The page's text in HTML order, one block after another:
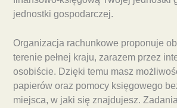
jednostki gospodarczej.
Organizacja rachunkowe proponuje
terenie pełnej kraju, zarazem przez
osobiście. Dzięki temu masz
papierów oraz pomocy księgowego
miejsca, w jaki się znajdujesz.